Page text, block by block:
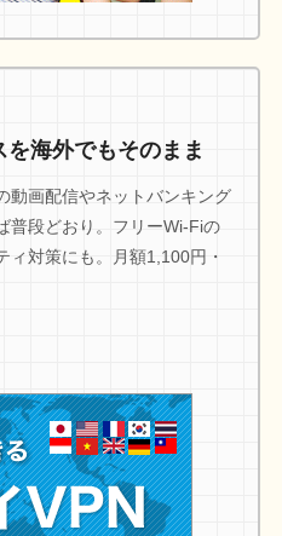
を海外でもそのまま
動画配信やネットバンキング
普段どおり。フリーWi-Fiの
ィ対策にも。月額1,100円・